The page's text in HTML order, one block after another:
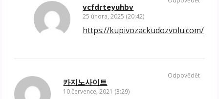
vcfdrteyuhbv
25 února, 2025 (20:42)
https://kupivozackudozvolu.com/
카지노사이트
10 července, 2021 (3:29)
Odpovědět